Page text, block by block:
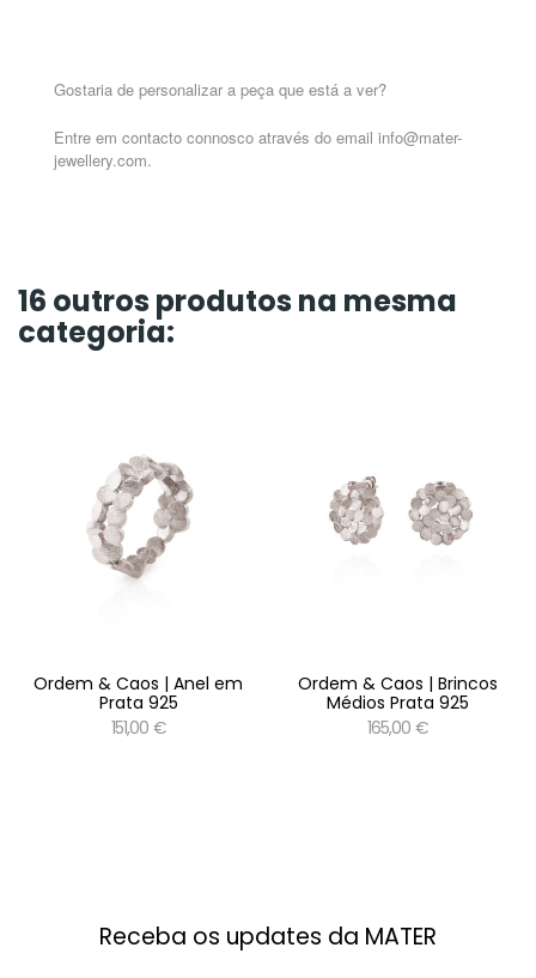
Gostaria de personalizar a peça que está a ver?
Entre em contacto connosco através do email info@mater-
jewellery.com.
16 outros produtos na mesma
categoria:
Ordem & Caos | Anel em
Prata 925
151,00 €
Ordem & Caos | Brincos
Médios Prata 925
165,00 €
Receba os updates da MATER